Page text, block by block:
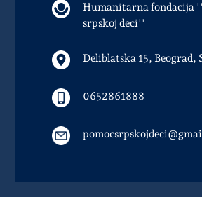
Humanitarna fondacija
srpskoj deci''
Deliblatska 15, Beograd,
0652861888